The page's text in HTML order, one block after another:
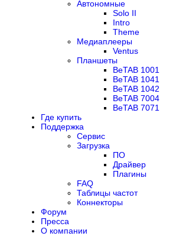
Автономные
Solo II
Intro
Theme
Медиаплееры
Ventus
Планшеты
BeTAB 1001
BeTAB 1041
BeTAB 1042
BeTAB 7004
BeTAB 7071
Где купить
Поддержка
Сервис
Загрузка
ПО
Драйвер
Плагины
FAQ
Таблицы частот
Коннекторы
Форум
Пресса
О компании